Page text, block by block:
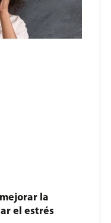
la
el estrés